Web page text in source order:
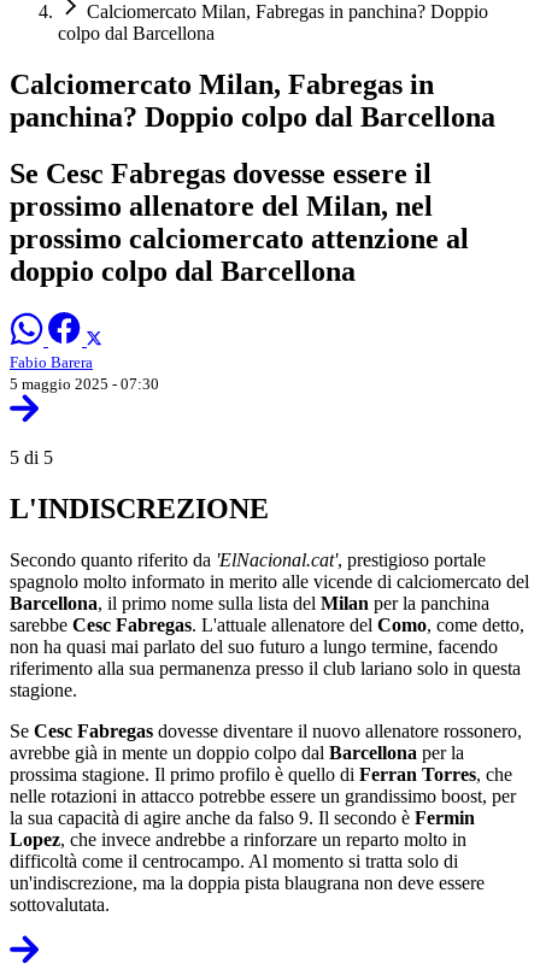
Calciomercato Milan, Fabregas in panchina? Doppio
colpo dal Barcellona
Calciomercato Milan, Fabregas in
panchina? Doppio colpo dal Barcellona
Se Cesc Fabregas dovesse essere il
prossimo allenatore del Milan, nel
prossimo calciomercato attenzione al
doppio colpo dal Barcellona
Fabio Barera
5 maggio 2025 - 07:30
5 di 5
L'INDISCREZIONE
Secondo quanto riferito da 'ElNacional.cat', prestigioso portale
spagnolo molto informato in merito alle vicende di calciomercato del
Barcellona, il primo nome sulla lista del Milan per la panchina
sarebbe Cesc Fabregas. L'attuale allenatore del Como, come detto,
non ha quasi mai parlato del suo futuro a lungo termine, facendo
riferimento alla sua permanenza presso il club lariano solo in questa
stagione.
Se Cesc Fabregas dovesse diventare il nuovo allenatore rossonero,
avrebbe già in mente un doppio colpo dal Barcellona per la
prossima stagione. Il primo profilo è quello di Ferran Torres, che
nelle rotazioni in attacco potrebbe essere un grandissimo boost, per
la sua capacità di agire anche da falso 9. Il secondo è Fermin
Lopez, che invece andrebbe a rinforzare un reparto molto in
difficoltà come il centrocampo. Al momento si tratta solo di
un'indiscrezione, ma la doppia pista blaugrana non deve essere
sottovalutata.